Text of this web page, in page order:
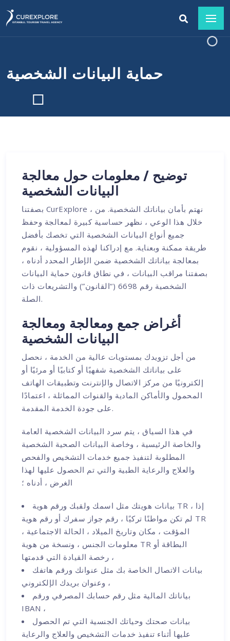
حماية البيانات الشخصية
توضيح / معلومات حول معالجة
البيانات الشخصية
بصفتنا CurExplore ، نهتم بأمان بياناتك الشخصية. من
خلال هذا الوعي ، نظهر حساسية كبيرة لمعالجة وحفظ
جميع أنواع البيانات الشخصية التي تخصك بأفضل
طريقة ممكنة وبعناية. مع إدراكنا لهذه المسؤولية ، نقوم
بمعالجة بياناتك الشخصية ضمن الإطار المحدد أدناه ،
بصفتنا مراقب البيانات ، في نطاق قانون حماية البيانات
الشخصية رقم 6698 (“القانون”) والتشريعات ذات
الصلة.
أغراض جمع ومعالجة ومعالجة
البيانات الشخصية
من أجل تزويدك بمستويات عالية من الخدمة ، نحصل
على بياناتك الشخصية شفهيًا أو كتابيًا أو مرئيًا أو
إلكترونيًا من مركز الاتصال والإنترنت وتطبيقات الهاتف
المحمول والأماكن المادية والقنوات المماثلة ، اعتمادًا
على جودة الخدمة المقدمة.
في هذا السياق ، يتم سرد البيانات الشخصية العامة
والخاصة الرئيسية ، وخاصة البيانات الصحية الشخصية
المطلوبة لتنفيذ جميع خدمات التشخيص والفحص
والعلاج والرعاية الطبية والتي تم الحصول عليها لهذا
الغرض ، أدناه ؛
بيانات هويتك مثل اسمك ولقبك ورقم هوية TR ، إذا
لم تكن مواطنًا تركيًا ، رقم جواز سفرك أو رقم هوية TR
المؤقت ، مكان وتاريخ الميلاد ، الحالة الاجتماعية ،
معلومات الجنس ، ونسخة من هوية TR البطاقة أو
رخصة القيادة التي قدمتها ،
بيانات الاتصال الخاصة بك مثل عنوانك ورقم هاتفك
وعنوان بريدك الإلكتروني ،
بياناتك المالية مثل رقم حسابك المصرفي ورقم
IBAN ،
بيانات صحتك وحياتك الجنسية التي تم الحصول
عليها أثناء تنفيذ خدمات التشخيص والعلاج والرعاية